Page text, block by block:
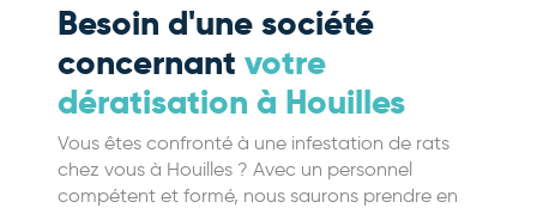
Besoin d'une société
concernant votre
dératisation à Houilles
Vous êtes confronté à une infestation de rats
chez vous à Houilles ? Avec un personnel
compétent et formé, nous saurons prendre en